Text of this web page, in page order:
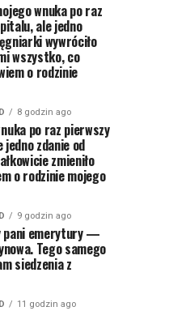
wnuka po raz
ale jedno
wywróciło
wszystko, co
o rodzinie
8 godzin ago
po raz pierwszy
zdanie od
zmieniło
o rodzinie mojego
9 godzin ago
emerytury —
Tego samego
siedzenia z
11 godzin ago